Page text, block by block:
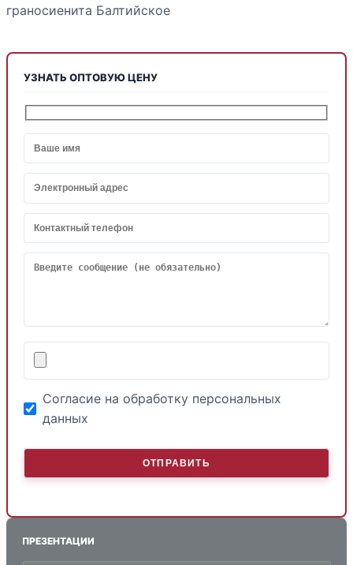
граносиенита Балтийское
УЗНАТЬ ОПТОВУЮ ЦЕНУ
Согласие на обработку персональных
данных
ПРЕЗЕНТАЦИИ